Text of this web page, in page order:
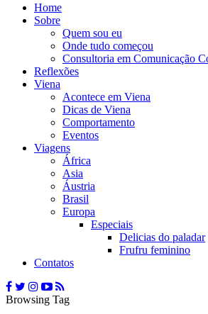
Home
Sobre
Quem sou eu
Onde tudo começou
Consultoria em Comunicação
Reflexões
Viena
Acontece em Viena
Dicas de Viena
Comportamento
Eventos
Viagens
África
Asia
Áustria
Brasil
Europa
Especiais
Delicias do paladar
Frufru feminino
Contatos
Browsing Tag